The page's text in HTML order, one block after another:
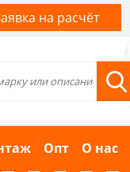
на расчёт
Опт О нас